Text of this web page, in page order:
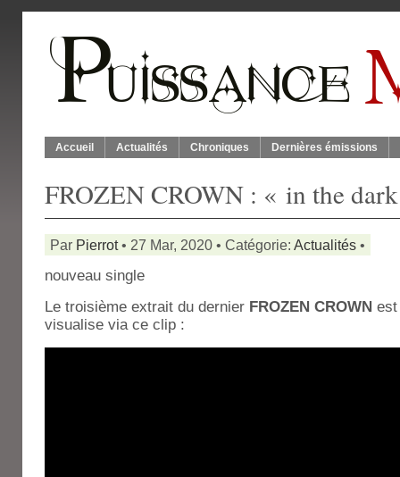
Accueil Actualités Chroniques Dernières émissions
FROZEN CROWN : « in the
Par Pierrot• 27 Mar, 2020 • Catégorie: Actualités •
nouveau single
Le troisième extrait du dernier FROZEN CROWN est
visualise via ce clip :